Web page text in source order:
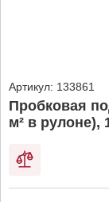
Артикул: 133861
Пробковая
м² в рулоне),